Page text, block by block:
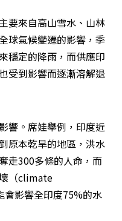
要來自高山雪水、山林
球氣候變遷的影響，季
穩定的降雨，而供應印
受到影響而逐漸溶解退
響。席娃舉例，印度近
原本乾旱的地區，洪水
走300多條的人命，而
（climate
影響全印度75%的水